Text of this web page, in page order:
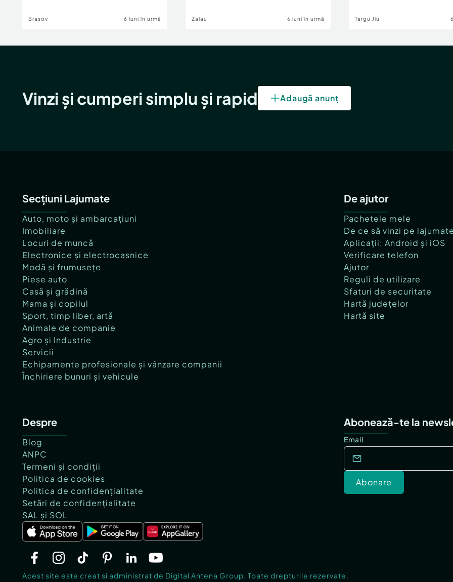
Brasov 6 luni în urmă Zalau 6 luni în urmă Targu Jiu
Vinzi și cumperi simplu și rapid Adaugă anunț
Secțiuni Lajumate
Auto, moto și ambarcațiuni
Imobiliare
Locuri de muncă
Electronice și electrocasnice
Modă și frumusețe
Piese auto
Casă și grădină
Mama și copilul
Sport, timp liber, artă
Animale de companie
Agro și Industrie
Servicii
Echipamente profesionale și vânzare companii
Închiriere bunuri și vehicule
De ajutor
Pachetele mele
De ce să vinzi pe
Aplicații: Android și iOS
Verificare telefon
Ajutor
Reguli de utilizare
Sfaturi de securitate
Hartă județelor
Hartă site
Despre
Blog
ANPC
Termeni și condiții
Politica de cookies
Politica de confidențialitate
Setări de confidențialitate
SAL și SOL
Abonează-te la
Email
Abonare
Acest site este creat si administrat de Digital Antena Group. Toate drepturile rezervate.